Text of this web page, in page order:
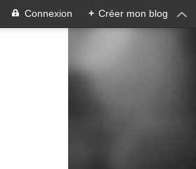
Connexion + Créer mon blog